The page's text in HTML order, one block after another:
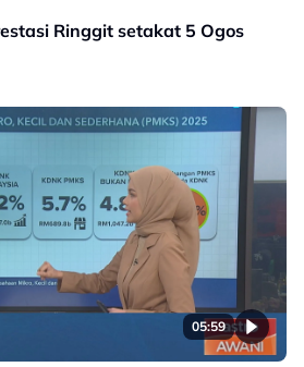
Ringgit setakat 5 Ogos
05:59